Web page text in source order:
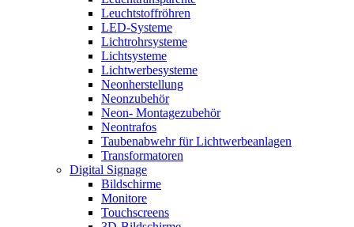
Leuchtstoffröhren
LED-Systeme
Lichtrohrsysteme
Lichtsysteme
Lichtwerbesysteme
Neonherstellung
Neonzubehör
Neon- Montagezubehör
Neontrafos
Taubenabwehr für Lichtwerbeanlagen
Transformatoren
Digital Signage
Bildschirme
Monitore
Touchscreens